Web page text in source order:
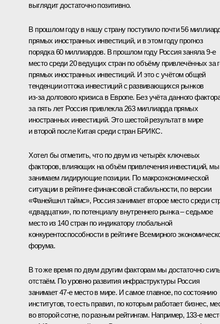
выглядит достаточно позитивно.
В прошлом году в нашу страну поступило почти 56
прямых иностранных инвестиций, и в этом году прогноз
порядка 60 миллиардов. В прошлом году Россия заняла 9-е
место среди 20 ведущих стран по объёму привлечённых за
прямых иностранных инвестиций. И это с учётом общей
тенденции оттока инвестиций с развивающихся рынков
из‑за долгового кризиса в Европе. Без учёта данного
за пять лет Россия привлекла 263 миллиарда прямых
иностранных инвестиций. Это шестой результат в мире
и второй после Китая среди стран БРИКС.
Хотел бы отметить, что по двум из четырёх ключевых
факторов, влияющих на объём привлечения инвестиций, мы
занимаем лидирующие позиции. По макроэкономической
ситуации в рейтинге финансовой стабильности, по версии
«Фанейшнл таймс», Россия занимает второе место среди
«двадцатки», по потенциалу внутреннего рынка – седьмое
место из 140 стран по индикатору глобальной
конкурентоспособности в рейтинге Всемирного
форума.
В то же время по двум другим факторам мы достаточно
отстаём. По уровню развития инфраструктуры Россия
занимает 47-е место в мире. И самое главное, по состоянию
институтов, то есть правил, по которым работает бизнес,
во второй сотне, по разным рейтингам. Например, 133-е